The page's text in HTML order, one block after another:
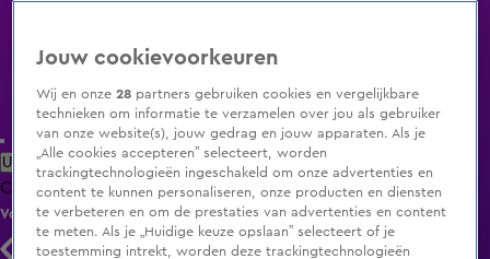
Uitzending Gemist Populaire programma's Zenders Genres
ClipsFilmsRadioSmart TV inlogShop
Volg KIJK
Jouw cookievoorkeuren
Wij en onze28 partners gebruiken cookies en vergelijkbare
technieken om informatie te verzamelen over jou als gebruiker
van onze website(s), jouw gedrag en jouw apparaten. Als je
„Alle cookies accepteren” selecteert, worden
trackingtechnologieën ingeschakeld om onze advertenties en
content te kunnen personaliseren, onze producten en diensten
te verbeteren en om de prestaties van advertenties en content
te meten. Als je „Huidige keuze opslaan” selecteert of je
toestemming intrekt, worden deze trackingtechnologieën